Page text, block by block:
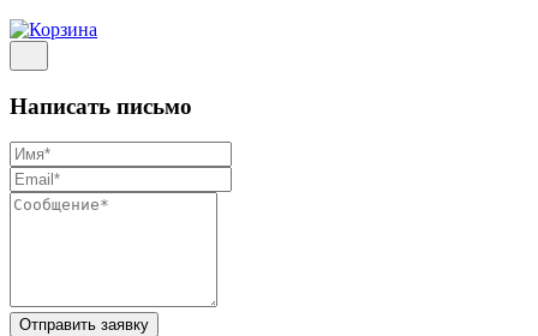
Написать письмо
Отправить заявку